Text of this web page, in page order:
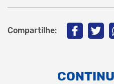
Compartilhe: